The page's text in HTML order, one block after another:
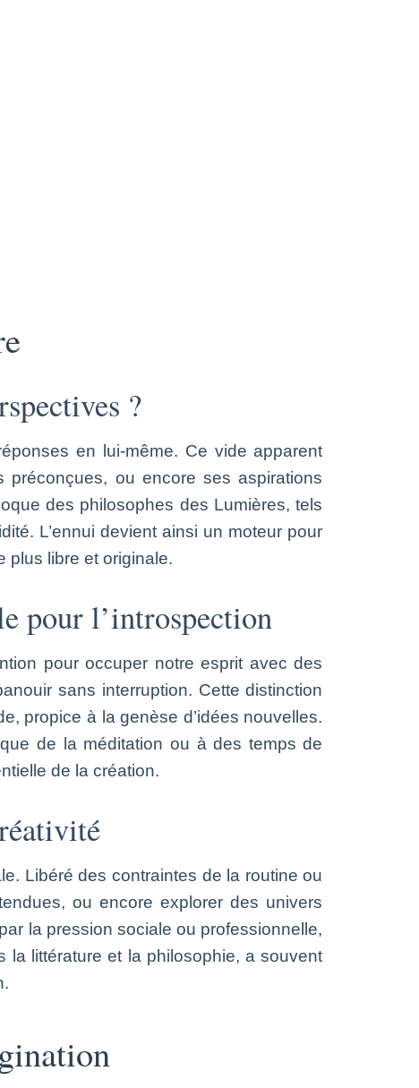
?
en lui-même. Ce vide apparent
préconçues, ou encore ses aspirations
des philosophes des Lumières, tels
L’ennui devient ainsi un moteur pour
plus libre et originale.
pour l’introspection
pour occuper notre esprit avec des
sans interruption. Cette distinction
propice à la genèse d’idées nouvelles.
de la méditation ou à des temps de
de la création.
Libéré des contraintes de la routine ou
ou encore explorer des univers
la pression sociale ou professionnelle,
la littérature et la philosophie, a souvent